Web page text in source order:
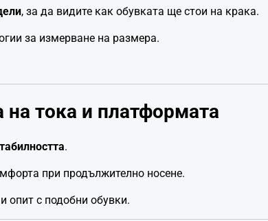
, за да видите как обувката ще стои на крака.
за измерване на размера.
тока и платформата
.
при продължително носене.
опит с подобни обувки.